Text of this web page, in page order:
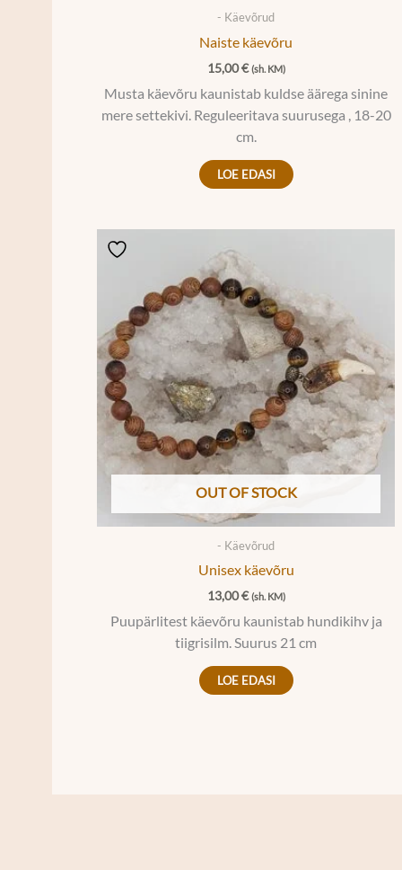
- Käevõrud
Naiste käevõru
15,00€ (sh. KM)
Musta käevõru kaunistab kuldse äärega sinine
mere settekivi. Reguleeritava suurusega , 18-20
cm.
LOE EDASI
OUT OF STOCK
- Käevõrud
Unisex käevõru
13,00€ (sh. KM)
Puupärlitest käevõru kaunistab hundikihv ja
tiigrisilm. Suurus 21 cm
LOE EDASI